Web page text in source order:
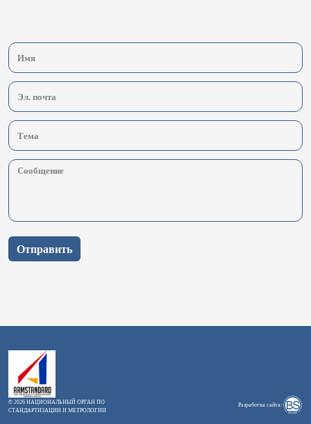
Отправить
© 2026 НАЦИОНАЛЬНЫЙ ОРГАН ПО
СТАНДАРТИЗАЦИИ И МЕТРОЛОГИИ
Разработка сайта: